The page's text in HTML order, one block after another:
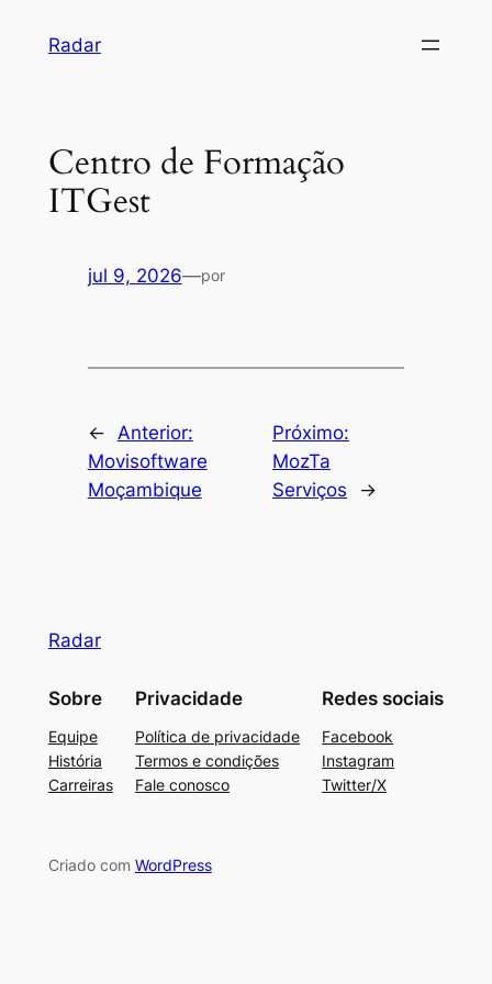
Radar
Centro de Formação
ITGest
jul 9, 2026—por
←
Anterior:
Movisoftware
Moçambique
Próximo:
MozTa
Serviços
→
Radar
Sobre
Equipe
História
Carreiras
Privacidade
Política de privacidade
Termos e condições
Fale conosco
Redes sociais
Facebook
Instagram
Twitter/X
Criado com WordPress